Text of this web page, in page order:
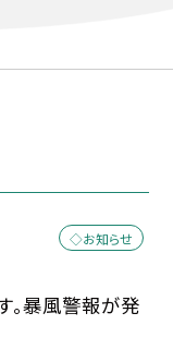
◇お知らせ
。暴風警報が発